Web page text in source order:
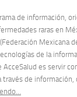
de información,
raras en
(Federación Mexicana
de la
AcceSalud es servir
través de información,